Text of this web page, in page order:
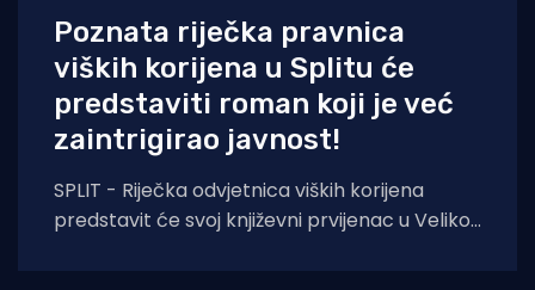
Poznata riječka pravnica
viških korijena u Splitu će
predstaviti roman koji je već
zaintrigirao javnost!
SPLIT - Riječka odvjetnica viških korijena
predstavit će svoj književni prvijenac u Velikoj